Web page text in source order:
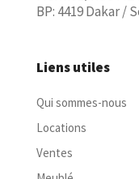
BP: 4419 Dakar /
Liens utiles
Qui sommes-nous
Locations
Ventes